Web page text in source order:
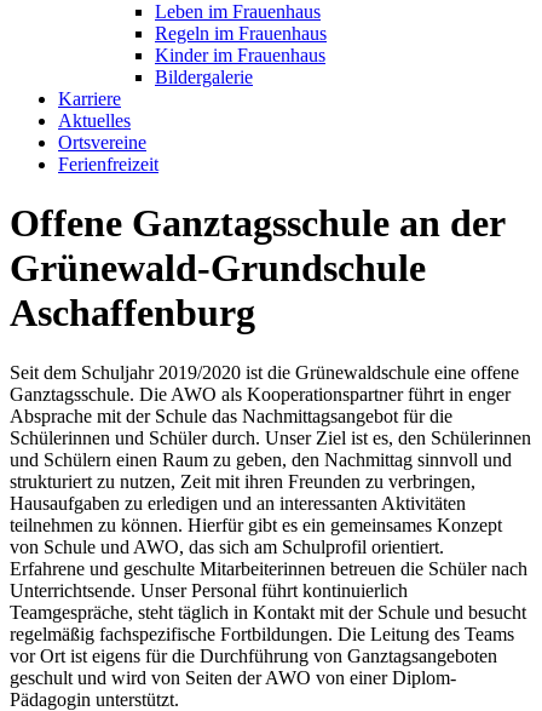
Leben im Frauenhaus
Regeln im Frauenhaus
Kinder im Frauenhaus
Bildergalerie
Karriere
Aktuelles
Ortsvereine
Ferienfreizeit
Offene Ganztagsschule an der
Grünewald-Grundschule
Aschaffenburg
Seit dem Schuljahr 2019/2020 ist die Grünewaldschule eine offene
Ganztagsschule. Die AWO als Kooperationspartner führt in enger
Absprache mit der Schule das Nachmittagsangebot für die
Schülerinnen und Schüler durch. Unser Ziel ist es, den Schülerinnen
und Schülern einen Raum zu geben, den Nachmittag sinnvoll und
strukturiert zu nutzen, Zeit mit ihren Freunden zu verbringen,
Hausaufgaben zu erledigen und an interessanten Aktivitäten
teilnehmen zu können. Hierfür gibt es ein gemeinsames Konzept
von Schule und AWO, das sich am Schulprofil orientiert.
Erfahrene und geschulte Mitarbeiterinnen betreuen die Schüler nach
Unterrichtsende. Unser Personal führt kontinuierlich
Teamgespräche, steht täglich in Kontakt mit der Schule und besucht
regelmäßig fachspezifische Fortbildungen. Die Leitung des Teams
vor Ort ist eigens für die Durchführung von Ganztagsangeboten
geschult und wird von Seiten der AWO von einer Diplom-
Pädagogin unterstützt.